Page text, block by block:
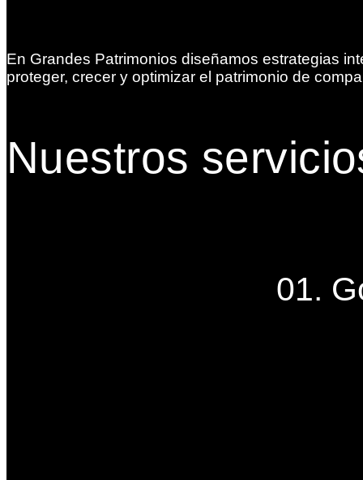
En Grandes Patrimonios diseñamos estrategias
proteger, crecer y optimizar el patrimonio de
Nuestros
01.